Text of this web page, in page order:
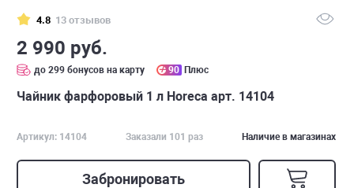
4.8 13 отзывов
2 990 руб.
до 299 бонусов на карту 90 Плюс
Чайник фарфоровый 1 л Horeca арт. 14104
Артикул: 14104 Заказали 101 раз Наличие в магазинах
Забронировать